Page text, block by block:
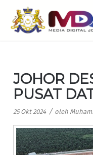
JOHOR
PUSAT
25 Okt 2024 / oleh